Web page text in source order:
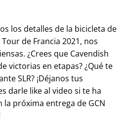
los detalles de la bicicleta de
de Francia 2021, nos
¿Crees que Cavendish
victorias en etapas? ¿Qué te
SLR? ¡Déjanos tus
darle like al video si te ha
la próxima entrega de GCN